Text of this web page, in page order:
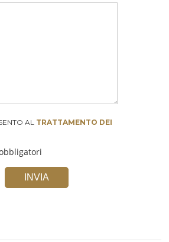
AL TRATTAMENTO DEI
INVIA